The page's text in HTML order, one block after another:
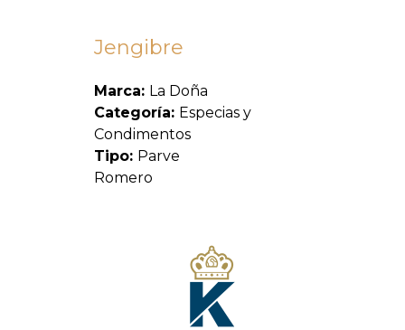
Jengibre
Marca: La Doña
Categoría: Especias y
Condimentos
Tipo: Parve
Romero